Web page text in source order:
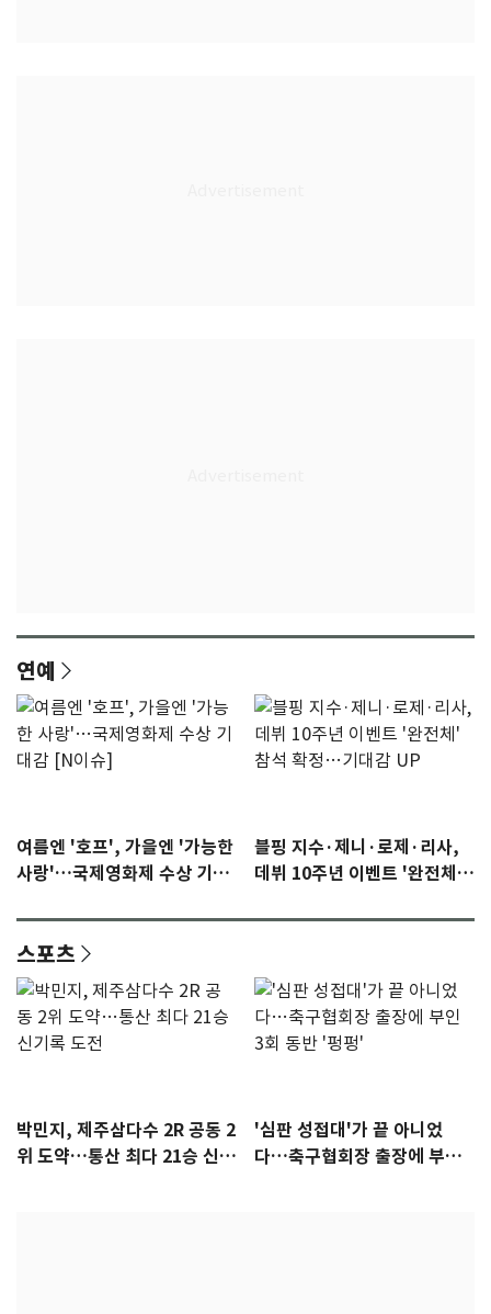
연예
여름엔 '호프', 가을엔 '가능한
사랑'…국제영화제 수상 기대
블핑 지수·제니·로제·리사,
데뷔 10주년 이벤트 '완전체'
스포츠
박민지, 제주삼다수 2R 공동 2
위 도약…통산 최다 21승 신기
'심판 성접대'가 끝 아니었
다…축구협회장 출장에 부인